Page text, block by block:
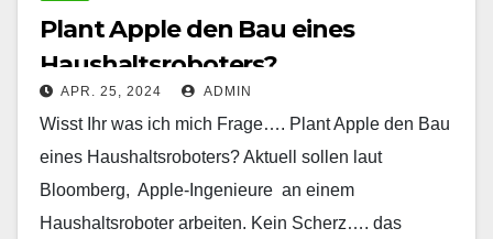
Plant Apple den Bau eines
Haushaltsroboters?
APR. 25, 2024 ADMIN
Wisst Ihr was ich mich Frage…. Plant Apple den Bau
eines Haushaltsroboters? Aktuell sollen laut
Bloomberg, Apple-Ingenieure an einem
Haushaltsroboter arbeiten. Kein Scherz…. das